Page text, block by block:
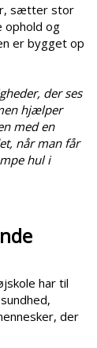
sætter stor
ophold og
er bygget op
der ses
hjælper
med en
når man får
hul i
har til
der